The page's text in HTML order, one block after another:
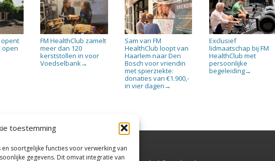
toestemming
soortgelijke functies voor verwerking van
gegevens. Dit omvat integratie van
opent
open
FM HealthClub zamelt
meer dan 120
kerststollen in voor
Voedselbank→
Sam van FM
HealthClub loopt van
Haarlem naar Den
Bosch voor vriendin
met spierziekte:
donaties van €1.900,-
in vier dagen →
Exclusief
lidmaatschap bij FM
HealthClub met
persoonlijke
begeleiding→